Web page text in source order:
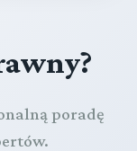
poradę